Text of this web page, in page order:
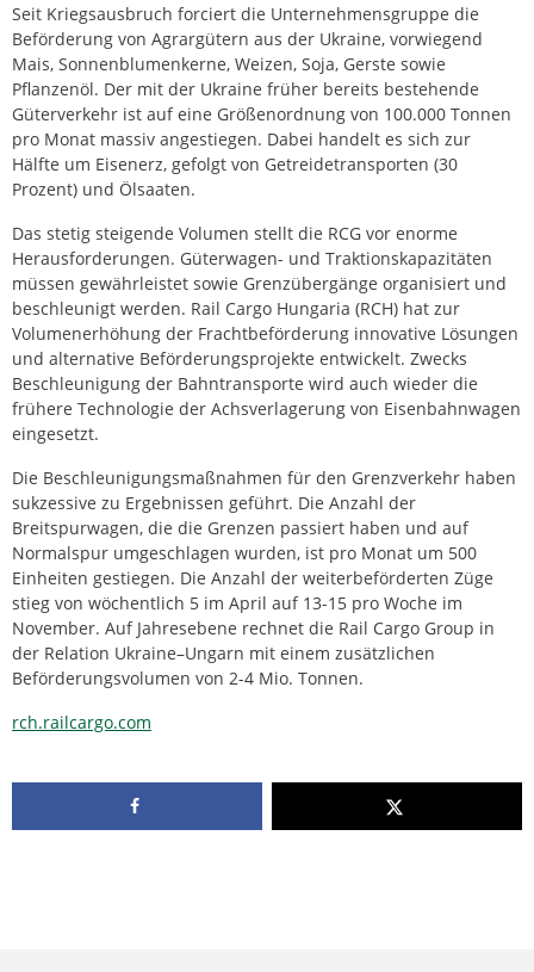
Seit Kriegsausbruch forciert die Unternehmensgruppe die
Beförderung von Agrargütern aus der Ukraine, vorwiegend
Mais, Sonnenblumenkerne, Weizen, Soja, Gerste sowie
Pflanzenöl. Der mit der Ukraine früher bereits bestehende
Güterverkehr ist auf eine Größenordnung von 100.000 Tonnen
pro Monat massiv angestiegen. Dabei handelt es sich zur
Hälfte um Eisenerz, gefolgt von Getreidetransporten (30
Prozent) und Ölsaaten.
Das stetig steigende Volumen stellt die RCG vor enorme
Herausforderungen. Güterwagen- und Traktionskapazitäten
müssen gewährleistet sowie Grenzübergänge organisiert und
beschleunigt werden. Rail Cargo Hungaria (RCH) hat zur
Volumenerhöhung der Frachtbeförderung innovative Lösungen
und alternative Beförderungsprojekte entwickelt. Zwecks
Beschleunigung der Bahntransporte wird auch wieder die
frühere Technologie der Achsverlagerung von Eisenbahnwagen
eingesetzt.
Die Beschleunigungsmaßnahmen für den Grenzverkehr haben
sukzessive zu Ergebnissen geführt. Die Anzahl der
Breitspurwagen, die die Grenzen passiert haben und auf
Normalspur umgeschlagen wurden, ist pro Monat um 500
Einheiten gestiegen. Die Anzahl der weiterbeförderten Züge
stieg von wöchentlich 5 im April auf 13-15 pro Woche im
November. Auf Jahresebene rechnet die Rail Cargo Group in
der Relation Ukraine–Ungarn mit einem zusätzlichen
Beförderungsvolumen von 2-4 Mio. Tonnen.
rch.railcargo.com